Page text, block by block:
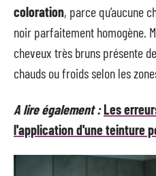
coloration, parce qu’aucune
noir parfaitement homogène.
cheveux très bruns présente
chauds ou froids selon les
A lire également :Les
l'application d'une teinture